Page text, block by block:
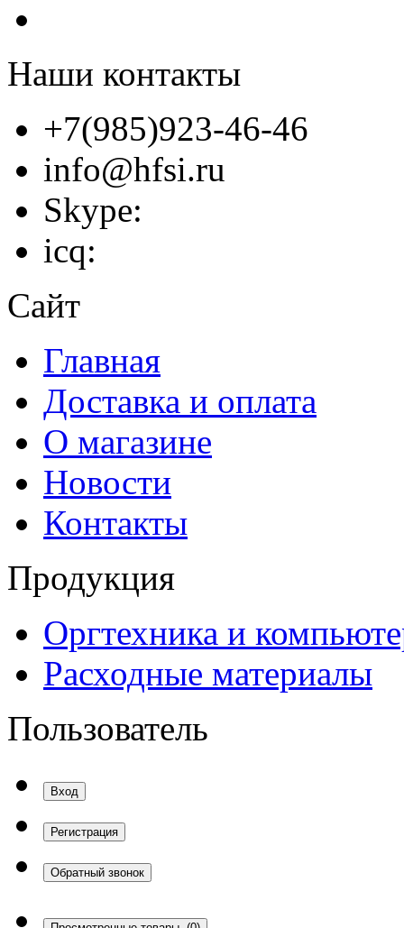
Наши контакты
+7(985)923-46-46
info@hfsi.ru
Skype:
icq:
Сайт
Главная
Доставка и оплата
О магазине
Новости
Контакты
Продукция
Оргтехника и
Расходные материалы
Пользователь
Вход
Регистрация
Обратный звонок